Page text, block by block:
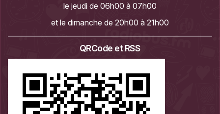
le jeudi de 06h00 à 07h00
et le dimanche de 20h00 à 21h00
QRCode et RSS